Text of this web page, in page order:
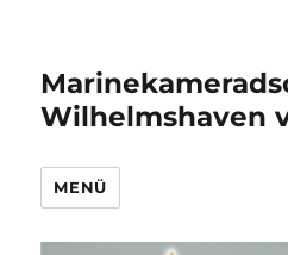
Wilhelmshaven
MENÜ